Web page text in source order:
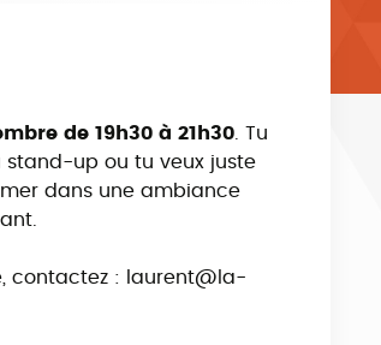
de 19h30 à 21h30 . Tu
stand-up ou tu veux juste
dans une ambiance
contactez : laurent@la-